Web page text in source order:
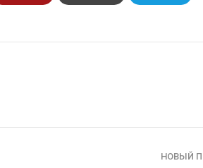
НОВЫЙ